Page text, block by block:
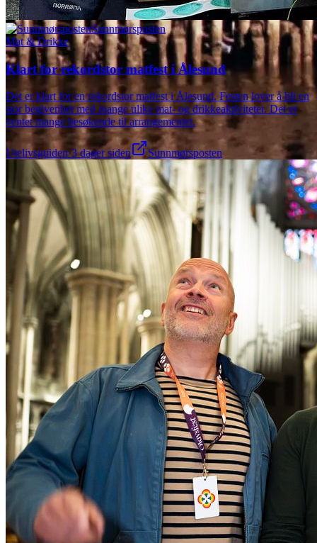
Sunnmørsposten
Mat & Drikke
Klart for rekordstor matfest i Ålesund
Det er klart for en rekordstor matfest i Ålesund. Festen lover å bli en
stor begivenhet med mange ulike mat- og drikkeaktiviteter. Det er
ventet mange besøkende til arrangementet.
Utelivsguiden·3 dager siden Sunnmørsposten